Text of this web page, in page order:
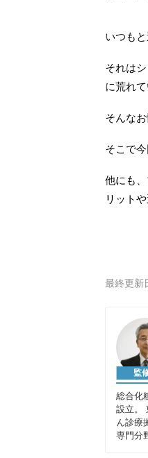
いつも
それは
に荒れ
そんな
そこで今
他にも
リット
最終更新
監
総合化
設立。
ん診療
専門分